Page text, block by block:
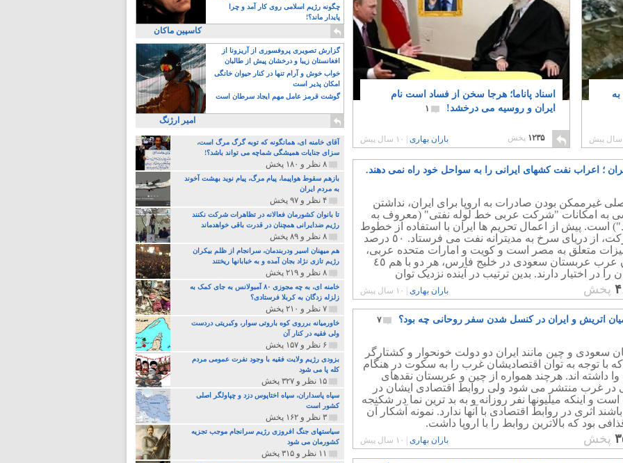
اسناد پاناما؛ هرجا سخن از فساد است نام
ایران و روسیه می درخشد!
۱
۱۲۳۵ پخش باران بهاری ۱۰ سال پیش
؛ اعراب نفت کشهای ایرانی را به سواحل خود راه نمی دهند.
غیرممکن بودن صادرات به اروپا برای ایران، نداشتن
به امکانات "شرکت عربی خط لوله نفتی" (معروف به
است. پیش از اعمال تحریم ها ایران با استفاده از خطوط
این شرکت، از دریای سرخ به مدیترانه نفت می فرستاد. ٥٠ درصد
متعلق به مصر است و کویت و امارات متحده عربی،
متحدان عرب عربستان سعودی در خلیج فارس، هر دو با هم ٤٥
را در اختیار دارند. بدین ترتیب در آینده نزدیک توان
ایران افزایش نخواهد داشت.
پخش باران بهاری ۱۰ سال پیش
اتریش و ایران در کنسل شدن سفر روحانی چه بود؟ ۷
سعودی و چین مانند ایران دو دولت خونحوار و کشتارگر
با توجه به توان اقتصادیشان غرب را به سکوت در هنگام
وا داشته اند. هرچند همواره از چین و عربستان نقدهای
در غرب منتشر می شود ولی روابط اقتصادی ایشان در
است و اینکه میلیونها نفر روزانه و به بد ترین نما در شکنجه
اثری در روابط اقتصادی با آنها ندارد. نمونه آشکار آن
بود که بالاترین روابط را با اروپا داشت.
پخش باران بهاری ۱۰ سال پیش
چگونه رژیم اسلامی روی کار آمد و چرا
پایدار ماند؟!
کاسپین ماکان
گزارش تصویری پروفسوری از آریزونا از
افغانستان زیبا و درخشان پیش از طالبان
خواب خوش و آرام تنها در کنار حیوان خانگی
امکان پذیر است
گوشت قرمز عامل مهم ایجاد سرطان است
امیر ارژنگ
آقای خامنه ای، همانگونه که توبه گرگ مرگ است،
سزای جنایات همیشگی شماچه می تواند باشد؟!
۸ نظر و ۱۸۰ پخش
بازهم سقوط هواپیما، پیام مرگ، پیام نوید بهشت آخوند
به مردم ایران
۴ نظر و ۹۷ پخش
تا بانوان کشورمان فعالانه در تظاهرات شرکت نکنند
رژیم ضدایرانی همچنان در قدرت باقی خواهدماند
۸ نظر و ۸۹ پخش
هم میهنان اسیر ودربندمان، سرانجام از ظلم بیکران
رژیم تازی نژاد بجان آمده و به خبابانها ریختند
۸ نظر و ۲۱۹ پخش
خامنه ای، به چه مجوزی ۸۰ آمبولانس به جای کمک به
زلزله زدگان به کربلا فرستادی؟
۷ نظر و ۲۱۰ پخش
خاورمیانه برروی کوه باروتی سوار، وکبریتی دردست
ولی فقیه در کنار آن
۶ نظر و ۱۵۷ پخش
بزودی رژیم ولایت فقیه با وجود نفرت عمومی مردم
کله پا می شود
۱۵ نظر و ۳۲۷ پخش
سپاه پاسداران، سپاه اختاپوس دزد و چپاولگر اصلی
کشور است
۳ نظر و ۱۶۲ پخش
سیاستهای جنگ افروزی رژیم سرانجام موجب تجزیه
کشورمان می شود
۱۱ نظر و ۳۱۵ پخش